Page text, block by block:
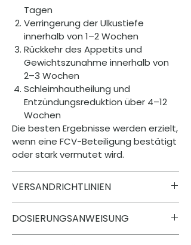
Tagen
Verringerung der Ulkustiefe
innerhalb von 1–2 Wochen
Rückkehr des Appetits und
Gewichtszunahme innerhalb von
2–3 Wochen
Schleimhautheilung und
Entzündungsreduktion über 4–12
Wochen
Die besten Ergebnisse werden erzielt,
wenn eine FCV-Beteiligung bestätigt
oder stark vermutet wird.
VERSANDRICHTLINIEN
von 24 Stunden bearbeitet und
versandt. Dabei wird eine sichere,
DOSIERUNGSANWEISUNG